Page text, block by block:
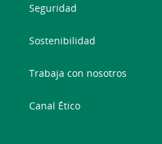
Seguridad
Sostenibilidad
Trabaja con nosotros
Canal Ético